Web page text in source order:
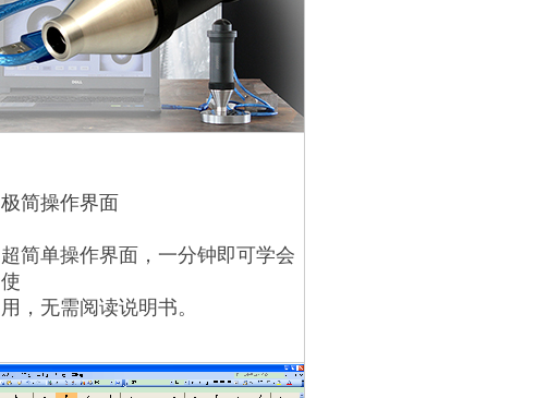
极简操作界面
超简单操作界面，一分钟即可学会
使
用，无需阅读说明书。